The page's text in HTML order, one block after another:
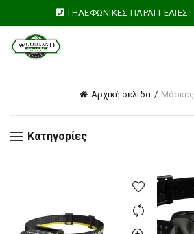
ΤΗΛΕΦΩΝΙΚΕΣ ΠΑΡΑΓΓΕΛΙΕΣ:
Αρχική σελίδα Μάρκες
Κατηγορίες